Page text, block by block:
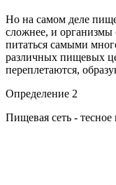
Но на самом деле
сложнее, и
питаться самыми
различных пищевых
переплетаются,
Определение 2
Пищевая сеть -